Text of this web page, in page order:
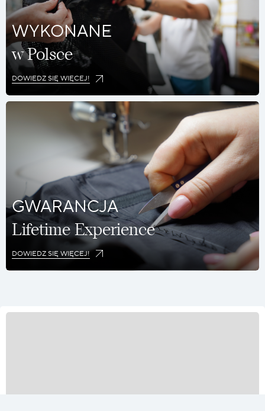
WYKONANE
w Polsce
DOWIEDZ SIĘ WIĘCEJ!
GWARANCJA
Lifetime Experience
DOWIEDZ SIĘ WIĘCEJ!